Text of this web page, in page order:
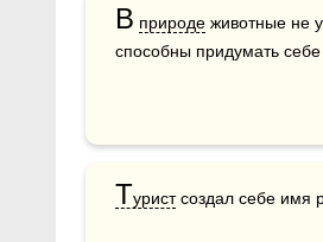
В природе животные не
способны придумать себе
Турист создал себе имя